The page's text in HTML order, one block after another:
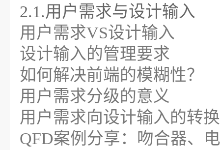
2.1.用户需求与设计输入
用户需求VS设计输入
设计输入的管理要求
如何解决前端的模糊性？
用户需求分级的意义
用户需求向设计输入的转换
QFD案例分享：吻合器、